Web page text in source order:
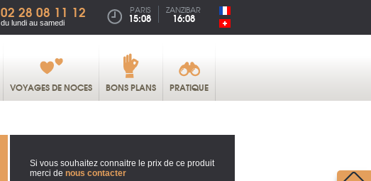
02 28 08 11 12
du lundi au samedi
PARIS
15:08
ZANZIBAR
16:08
VOYAGES DE NOCES BONS PLANS PRATIQUE
Si vous souhaitez connaitre le prix de ce produit
merci de nous contacter